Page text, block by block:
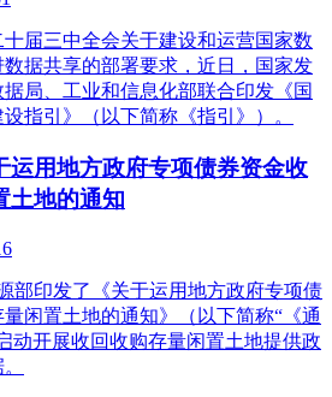
届三中全会关于建设和运营国家数
据共享的部署要求，近日，国家发
局、工业和信息化部联合印发《国
指引》（以下简称《指引》）。
运用地方政府专项债券资金收
土地的通知
部印发了《关于运用地方政府专项债
闲置土地的通知》（以下简称“《通
动开展收回收购存量闲置土地提供政